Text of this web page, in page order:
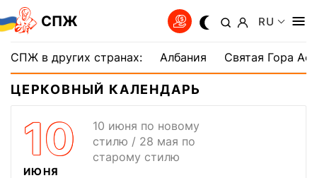
СПЖ RU
СПЖ в других странах: Албания Святая Гора
ЦЕРКОВНЫЙ КАЛЕНДАРЬ
10
ИЮНЯ
10 июня по новому
стилю / 28 мая по
старому стилю